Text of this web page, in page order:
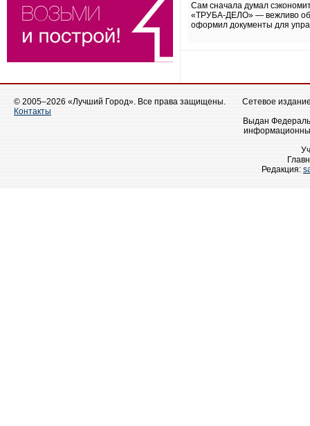
Сам сначала думал
«ТРУБА-ДЕЛО» — вежливо
оформил документы для
© 2005–2026 «Лучший Город». Все права защищены.
Контакты
Сетевое
Выдан
Редакция: